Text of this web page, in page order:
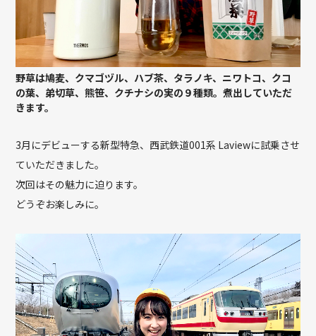
野草は鳩麦、クマゴヅル、ハブ茶、タラノキ、ニワトコ、クコ
の葉、弟切草、熊笹、クチナシの実の９種類。煮出していただ
きます。
3月にデビューする新型特急、西武鉄道001系 Laviewに試乗させ
ていただきました。
次回はその魅力に迫ります。
どうぞお楽しみに。